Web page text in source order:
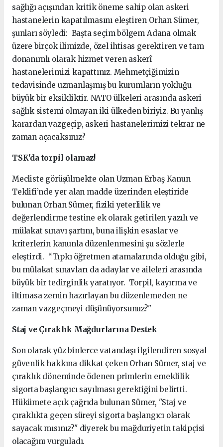
sağlığı açışından kritik öneme sahip olan askeri
hastanelerin kapatılmasını eleştiren Orhan Sümer,
şunları söyledi: Başta seçim bölgem Adana olmak
üzere birçok ilimizde, özel ihtisas gerektiren ve tam
donanımlı olarak hizmet veren askerî
hastanelerimizi kapattınız. Mehmetçiğimizin
tedavisinde uzmanlaşmış bu kurumların yokluğu
büyük bir eksikliktir. NATO ülkeleri arasında askeri
sağlık sistemi olmayan iki ülkeden biriyiz. Bu yanlış
karardan vazgeçip, askeri hastanelerimizi tekrar ne
zaman açacaksınız?
TSK'da torpil olamaz!
Mecliste görüşülmekte olan Uzman Erbaş Kanun
Teklifi’nde yer alan madde üzerinden eleştiride
bulunan Orhan Sümer, fiziki yeterlilik ve
değerlendirme testine ek olarak getirilen yazılı ve
mülakat sınavı şartını, buna ilişkin esaslar ve
kriterlerin kanunla düzenlenmesini şu sözlerle
eleştirdi. “Tıpkı öğretmen atamalarında olduğu gibi,
bu mülakat sınavları da adaylar ve aileleri arasında
büyük bir tedirginlik yaratıyor. Torpil, kayırma ve
iltimasa zemin hazırlayan bu düzenlemeden ne
zaman vazgeçmeyi düşünüyorsunuz?"
Staj ve Çıraklık Mağdurlarına Destek
Son olarak yüz binlerce vatandaşı ilgilendiren sosyal
güvenlik hakkına dikkat çeken Orhan Sümer, staj ve
çıraklık döneminde ödenen primlerin emeklilik
sigorta başlangıcı sayılması gerektiğini belirtti.
Hükümete açık çağrıda bulunan Sümer, "Staj ve
çıraklıkta geçen süreyi sigorta başlangıcı olarak
sayacak mısınız?" diyerek bu mağduriyetin takipçisi
olacağını vurguladı.